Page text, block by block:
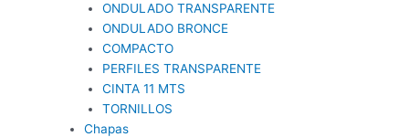
ONDULADO TRANSPARENTE
ONDULADO BRONCE
COMPACTO
PERFILES TRANSPARENTE
CINTA 11 MTS
TORNILLOS
Chapas